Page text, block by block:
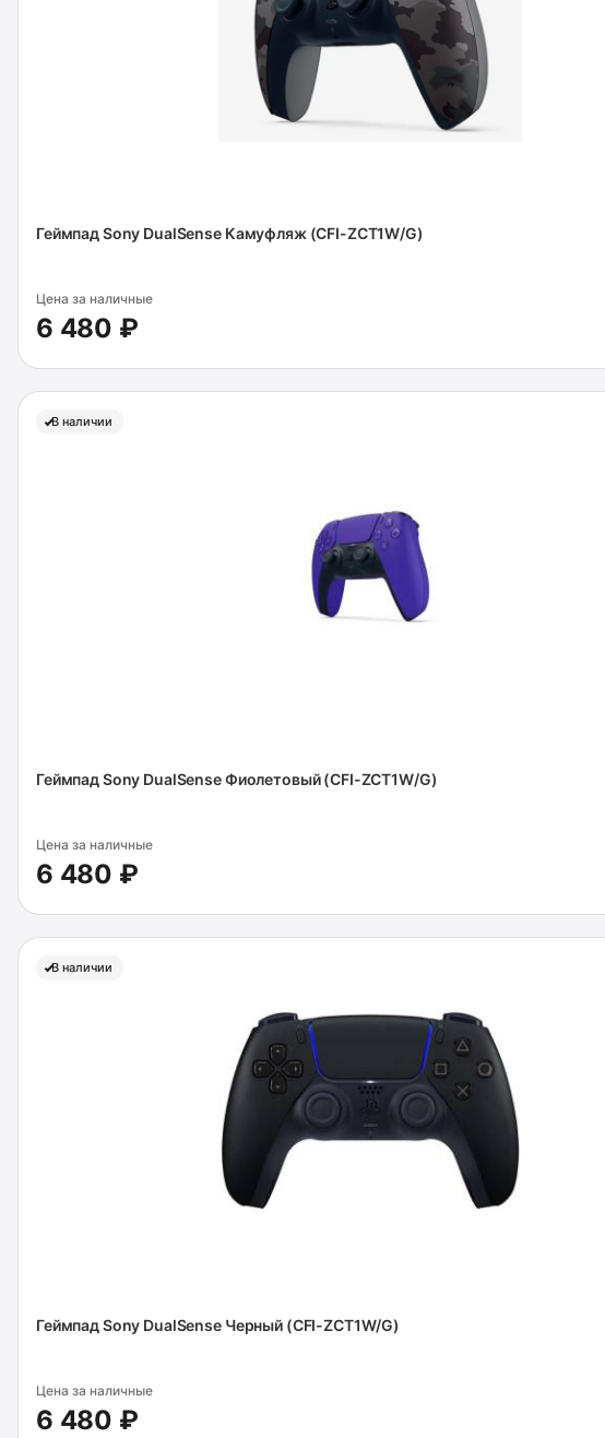
Геймпад Sony DualSense Камуфляж (CFI-ZCT1W/G)
Цена за наличные
6 480 ₽
В наличии
Геймпад Sony DualSense Фиолетовый (CFI-ZCT1W/G)
Цена за наличные
6 480 ₽
В наличии
Геймпад Sony DualSense Черный (CFI-ZCT1W/G)
Цена за наличные
6 480 ₽